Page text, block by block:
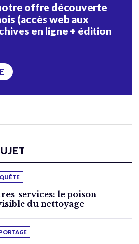
offre découverte
(accès web aux
en ligne + édition
services: le poison
du nettoyage